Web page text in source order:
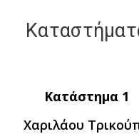
ΟΔΙΚΗ ΑΣΦΑΛΕΙΑ
Κατάστημα 1
Χαριλάου